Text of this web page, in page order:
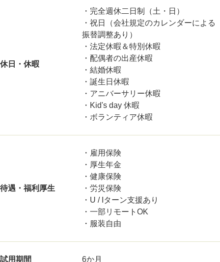
休日・休暇
・完全週休二日制（土・日）
・祝日（会社規定のカレンダーによる
振替調整あり）
・法定休暇＆特別休暇
・配偶者の出産休暇
・結婚休暇
・誕生日休暇
・アニバーサリー休暇
・Kid's day 休暇
・ボランティア休暇
待遇・福利厚生
・雇用保険
・厚生年金
・健康保険
・労災保険
・U / Iターン支援あり
・一部リモートOK
・服装自由
試用期間 6か月